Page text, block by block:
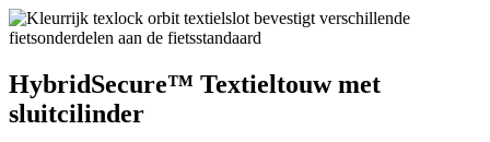
HybridSecure™ Textieltouw met
sluitcilinder